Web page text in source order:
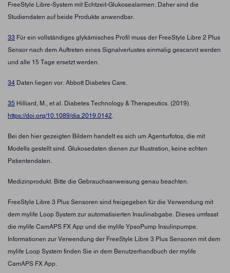
FreeStyle Libre-System mit Echtzeit-Glukosealarmen. Daher sind die
Studiendaten auf beide Produkte anwendbar.
33 Für ein vollständiges glykämisches Profil muss der FreeStyle Libre 2 Plus
Sensor nach dem Auftreten eines Signalverlustes einmalig gescannt werden
und alle 15 Tage ersetzt werden.
34 Daten liegen vor. Abbott Diabetes Care.
35 Hilliard, M., et al. Diabetes Technology & Therapeutics. (2019).
https://doi.org/10.1089/dia.2019.0142.
Bei den hier gezeigten Bildern handelt es sich um Agenturfotos, die mit
Modells gestellt sind. Glukosedaten dienen zur Illustration, keine echten
Patientendaten.
Medizinprodukt. Bitte die Gebrauchsanweisung genau beachten.
FreeStyle Libre 3 Plus Sensoren sind freigegeben für die Verwendung mit
dem mylife Loop System zur automatisierten Insulinabgabe. Dieses umfasst
die mylife CamAPS FX App und die mylife YpsoPump Insulinpumpe.
Informationen zur Verwendung der FreeStyle Libre 3 Plus Sensoren mit dem
mylife Loop System finden Sie in dem Benutzerhandbuch der mylife
CamAPS FX App.